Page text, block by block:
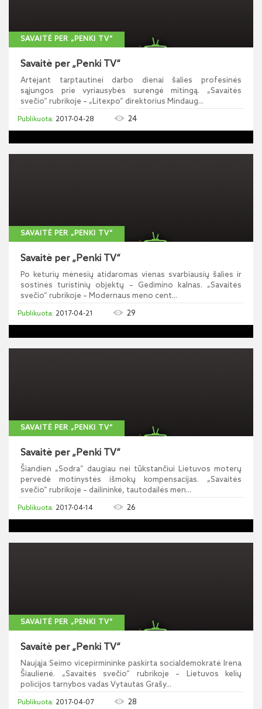
SAVAITĖ PER „PENKI TV“
Savaitė per „Penki TV“
Artėjant tarptautinei darbo dienai šalies profesinės
sąjungos prie vyriausybės surengė mitingą. „Savaitės
svečio“ rubrikoje – „Litexpo“ direktorius Mindaug...
2017-04-28 24
SAVAITĖ PER „PENKI TV“
Savaitė per „Penki TV“
Po keturių mėnesių atidaromas vienas svarbiausių šalies ir
sostinės turistinių objektų – Gedimino kalnas. „Savaitės
svečio“ rubrikoje – Modernaus meno cent...
2017-04-21 29
SAVAITĖ PER „PENKI TV“
Savaitė per „Penki TV“
Šiandien „Sodra“ daugiau nei tūkstančiui Lietuvos moterų
pervedė motinystės išmokų kompensacijas. „Savaitės
svečio“ rubrikoje – dailininkė, tautodailės men...
2017-04-14 26
SAVAITĖ PER „PENKI TV“
Savaitė per „Penki TV“
Naująja Seimo vicepirmininke paskirta socialdemokratė Irena
Šiaulienė. „Savaitės svečio“ rubrikoje – Lietuvos kelių
policijos tarnybos vadas Vytautas Grašy...
2017-04-07 28